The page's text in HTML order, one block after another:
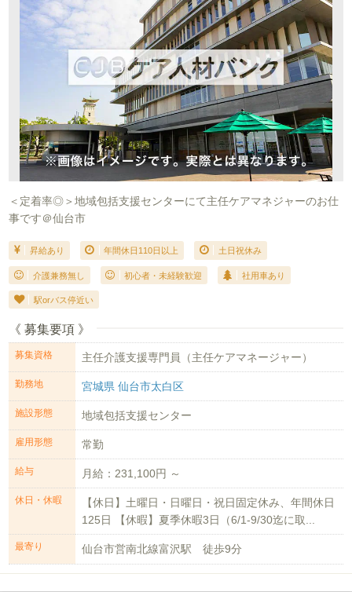
＜定着率◎＞地域包括支援センターにて主任ケアマネジャーのお仕
事です＠仙台市
昇給あり 年間休日110日以上 土日祝休み
介護兼務無し 初心者・未経験歓迎 社用車あり
駅orバス停近い
《 募集要項 》
募集資格 主任介護支援専門員（主任ケアマネージャー）
勤務地 宮城県 仙台市太白区
施設形態 地域包括支援センター
雇用形態 常勤
給与 月給：231,100円 ～
休日・休暇
【休日】土曜日・日曜日・祝日固定休み、年間休日
125日 【休暇】夏季休暇3日（6/1-9/30迄に取...
最寄り 仙台市営南北線富沢駅 徒歩9分